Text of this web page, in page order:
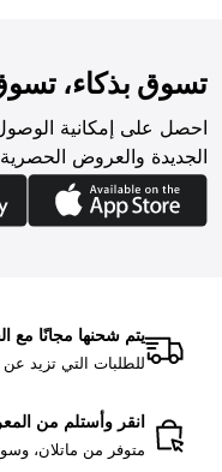
تسوق بذكاء،
احصل على إمكانية
الجديدة والعروض الحصرية
يتم شحنها مجانًا مع
للطلبات التي تزيد عن 50 ريال قطري
انقر وأستلم من
متوفر من ماتلان،